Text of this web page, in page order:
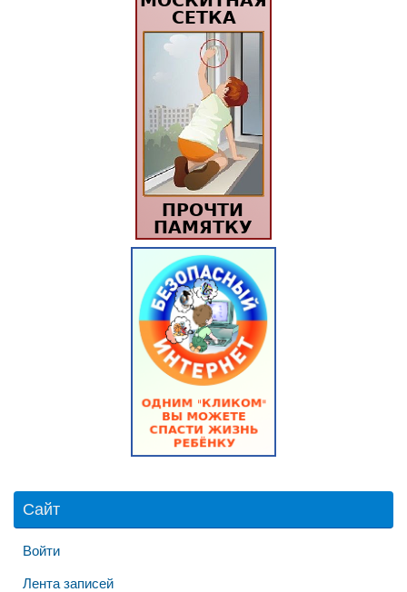
Сайт
Войти
Лента записей